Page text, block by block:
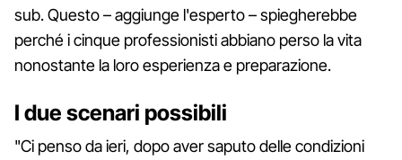
sub. Questo – aggiunge l'esperto – spiegherebbe
perché i cinque professionisti abbiano perso la vita
nonostante la loro esperienza e preparazione.
I due scenari possibili
"Ci penso da ieri, dopo aver saputo delle condizioni